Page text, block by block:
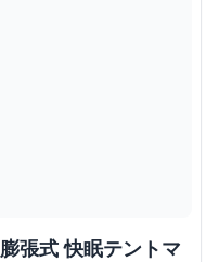
張式 快眠テントマ